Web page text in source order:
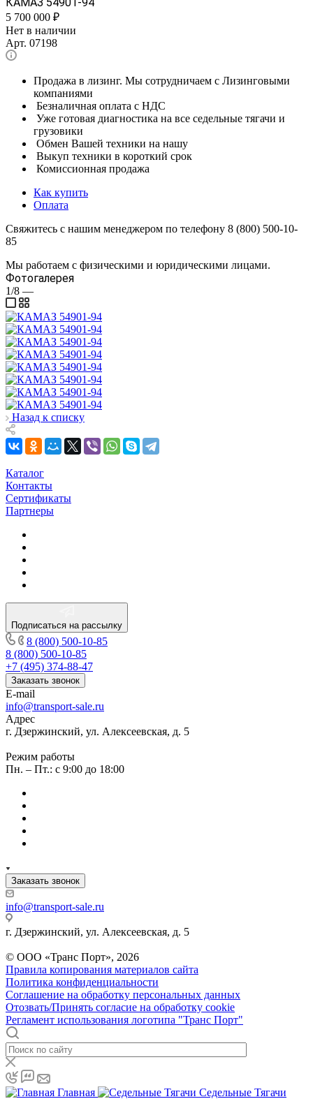
5 700 000 ₽
Нет в наличии
Арт. 07198
Продажа в лизинг. Мы сотрудничаем с Лизинговыми
компаниями
Безналичная оплата с НДС
Уже готовая диагностика на все седельные тягачи и
грузовики
Обмен Вашей техники на нашу
Выкуп техники в короткий срок
Комиссионная продажа
Как купить
Оплата
Свяжитесь с нашим менеджером по телефону 8 (800) 500-10-
85
Мы работаем с физическими и юридическими лицами.
Фотогалерея
1/8 —
Назад к списку
Каталог
Контакты
Сертификаты
Партнеры
Подписаться на рассылку
8 (800) 500-10-85
8 (800) 500-10-85
+7 (495) 374-88-47
Заказать звонок
E-mail
info@transport-sale.ru
Адрес
г. Дзержинский, ул. Алексеевская, д. 5
Режим работы
Пн. – Пт.: с 9:00 до 18:00
Заказать звонок
info@transport-sale.ru
г. Дзержинский, ул. Алексеевская, д. 5
© ООО «Транс Порт», 2026
Правила копирования материалов сайта
Политика конфиденциальности
Соглашение на обработку персональных данных
Отозвать/Принять согласие на обработку cookie
Регламент использования логотипа "Транс Порт"
Главная
Седельные Тягачи